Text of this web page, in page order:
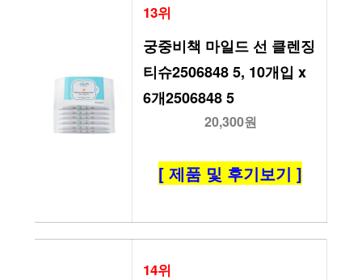
13위
궁중비책 마일드 선 클렌징
티슈2506848 5, 10개입 x
6개2506848 5
20,300원
[ 제품 및 후기보기 ]
14위